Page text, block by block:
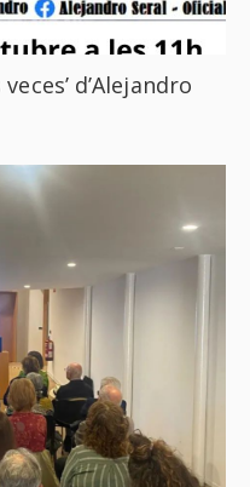
d’Alejandro